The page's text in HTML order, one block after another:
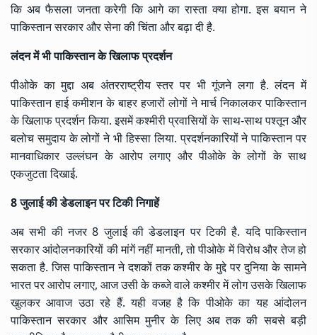
कि अब फैसला जनता करेगी कि आगे का रास्ता क्या होगा. इस बयान ने
पाकिस्तान सरकार और सेना की चिंता और बढ़ा दी है.
लंदन में भी पाकिस्तान के खिलाफ प्रदर्शन
पीओके का मुद्दा अब अंतरराष्ट्रीय स्तर पर भी गूंजने लगा है. लंदन में
पाकिस्तान हाई कमीशन के बाहर हजारों लोगों ने मार्च निकालकर पाकिस्तान
के खिलाफ प्रदर्शन किया. इसमें कश्मीरी प्रवासियों के साथ-साथ पश्तून और
बलोच समुदाय के लोगों ने भी हिस्सा लिया. प्रदर्शनकारियों ने पाकिस्तान पर
मानवाधिकार उल्लंघन के आरोप लगाए और पीओके के लोगों के साथ
एकजुटता दिखाई.
8 जुलाई की डेडलाइन पर टिकी निगाहें
अब सभी की नजर 8 जुलाई की डेडलाइन पर टिकी है. यदि पाकिस्तान
सरकार आंदोलनकारियों की मांगें नहीं मानती, तो पीओके में विरोध और तेज हो
सकता है. जिस पाकिस्तान ने दशकों तक कश्मीर के मुद्दे पर दुनिया के सामने
भारत पर आरोप लगाए, आज उसी के कब्जे वाले कश्मीर में लोग उसके खिलाफ
खुलकर आवाज उठा रहे हैं. यही वजह है कि पीओके का यह आंदोलन
पाकिस्तान सरकार और आसिम मुनीर के लिए अब तक की सबसे बड़ी